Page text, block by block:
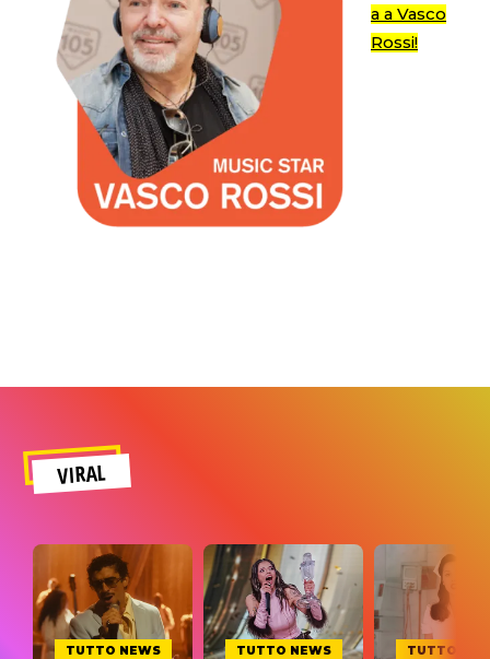
a a Vasco
Rossi!
VIRAL
TUTTO NEWS TUTTO NEWS TUTTO